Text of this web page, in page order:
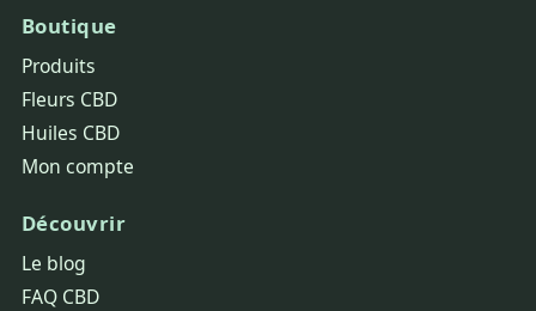
Boutique
Produits
Fleurs CBD
Huiles CBD
Mon compte
Découvrir
Le blog
FAQ CBD